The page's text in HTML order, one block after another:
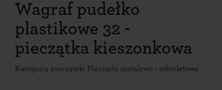
Wagraf pudełko
plastikowe 32 -
pieczątka kieszonkowa
Kategoria pieczątek: Pieczątki metalowo - szkieletowe